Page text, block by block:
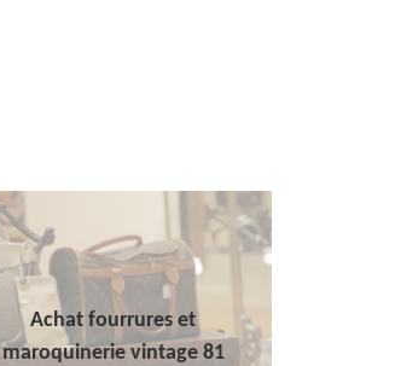
Achat fourrures et
maroquinerie vintage 81